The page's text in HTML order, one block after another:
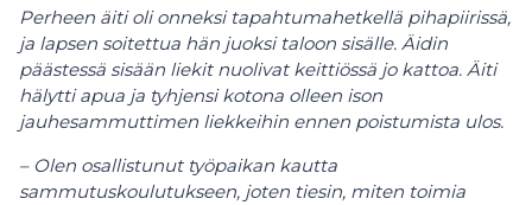
Perheen äiti oli onneksi tapahtumahetkellä pihapiirissä,
ja lapsen soitettua hän juoksi taloon sisälle. Äidin
päästessä sisään liekit nuolivat keittiössä jo kattoa. Äiti
hälytti apua ja tyhjensi kotona olleen ison
jauhesammuttimen liekkeihin ennen poistumista ulos.
– Olen osallistunut työpaikan kautta
sammutuskoulutukseen, joten tiesin, miten toimia